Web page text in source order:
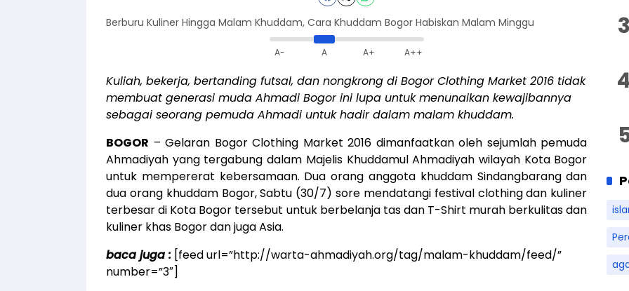
Berburu Kuliner Hingga Malam Khuddam, Cara Khuddam Bogor Habiskan Malam Minggu
A- A A+ A++
Kuliah, bekerja, bertanding futsal, dan nongkrong di Bogor Clothing Market 2016 tidak
membuat generasi muda Ahmadi Bogor ini lupa untuk menunaikan kewajibannya
sebagai seorang pemuda Ahmadi untuk hadir dalam malam khuddam.
BOGOR – Gelaran Bogor Clothing Market 2016 dimanfaatkan oleh sejumlah pemuda
Ahmadiyah yang tergabung dalam Majelis Khuddamul Ahmadiyah wilayah Kota Bogor
untuk mempererat kebersamaan. Dua orang anggota khuddam Sindangbarang dan
dua orang khuddam Bogor, Sabtu (30/7) sore mendatangi festival clothing dan kuliner
terbesar di Kota Bogor tersebut untuk berbelanja tas dan T-Shirt murah berkulitas dan
kuliner khas Bogor dan juga Asia.
baca juga : [feed url=”http://warta-ahmadiyah.org/tag/malam-khuddam/feed/”
number=”3″]